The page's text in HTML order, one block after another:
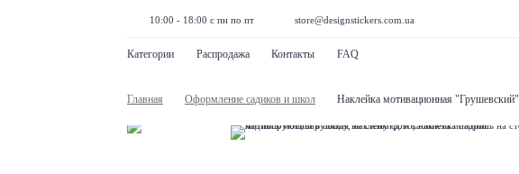
10:00 - 18:00 с пн по пт store@designstickers.com.ua
Категории Распродажа Контакты FAQ
Главная Оформление садиков и школ Наклейка мотивационная "Грушевский"